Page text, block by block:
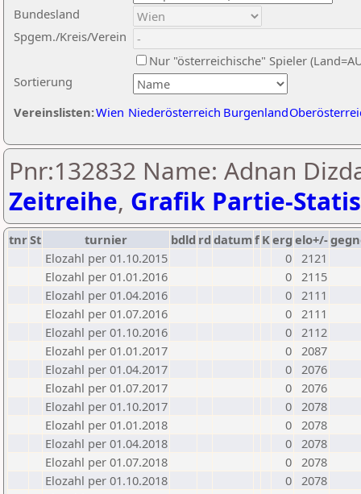
Sortierung
Bundesland
Spgem./Kreis/Verein
Nur "österreichische" Spieler
Vereinslisten:Wien Niederösterreich Burgenland
Pnr:132832 Name: Adnan
Zeitreihe, Grafik Partie-
tnrSt turnier bdld rd datumf Kerg elo+/-
Elozahl per 01.10.2015
0 2121
Elozahl per 01.01.2016
0 2115
Elozahl per 01.04.2016
0 2111
Elozahl per 01.07.2016
0 2111
Elozahl per 01.10.2016
0 2112
Elozahl per 01.01.2017
0 2087
Elozahl per 01.04.2017
0 2076
Elozahl per 01.07.2017
0 2076
Elozahl per 01.10.2017
0 2078
Elozahl per 01.01.2018
0 2078
Elozahl per 01.04.2018
0 2078
Elozahl per 01.07.2018
0 2078
Elozahl per 01.10.2018
0 2078